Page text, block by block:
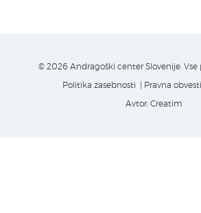
© 2026 Andragoški center Slovenije. Vse
Politika zasebnosti | Pravna
Avtor: Creatim